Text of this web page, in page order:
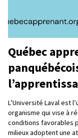
Québec
L’Université Laval est
organisme qui vise à
conditions favorables
milieux adoptent une